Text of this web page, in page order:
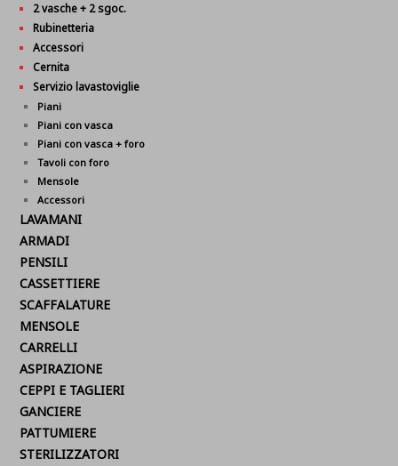
2 vasche + 2 sgoc.
Rubinetteria
Accessori
Cernita
Servizio lavastoviglie
Piani
Piani con vasca
Piani con vasca + foro
Tavoli con foro
Mensole
Accessori
LAVAMANI
ARMADI
PENSILI
CASSETTIERE
SCAFFALATURE
MENSOLE
CARRELLI
ASPIRAZIONE
CEPPI E TAGLIERI
GANCIERE
PATTUMIERE
STERILIZZATORI